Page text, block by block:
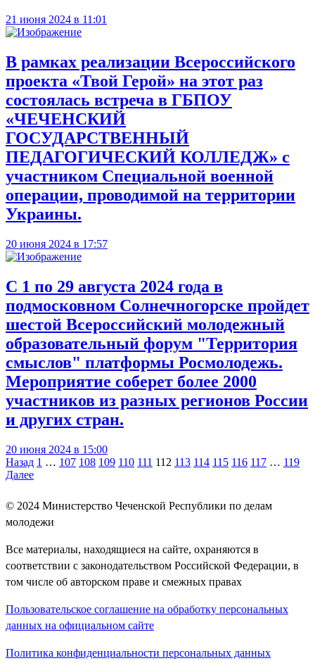
21 июня 2024 в 11:01
В рамках реализации Всероссийского
проекта «Твой Герой» на этот раз
состоялась встреча в ГБПОУ
«ЧЕЧЕНСКИЙ
ГОСУДАРСТВЕННЫЙ
ПЕДАГОГИЧЕСКИЙ КОЛЛЕДЖ» с
участником Специальной военной
операции, проводимой на территории
Украины.
20 июня 2024 в 17:57
С 1 по 29 августа 2024 года в
подмосковном Солнечногорске пройдет
шестой Всероссийский молодежный
образовательный форум "Территория
смыслов" платформы Росмолодежь.
Мероприятие соберет более 2000
участников из разных регионов России
и других стран.
20 июня 2024 в 15:00
Навигация
по
записям
Назад 1 … 107 108 109 110 111 112 113 114 115 116 117 … 119
Далее
© 2024 Министерство Чеченской Республики по делам
молодежи
Все материалы, находящиеся на сайте, охраняются в
соответствии с законодательством Российской Федерации, в
том числе об авторском праве и смежных правах
Пользовательское соглашение на обработку персональных
данных на официальном сайте
Политика конфиденциальности персональных данных